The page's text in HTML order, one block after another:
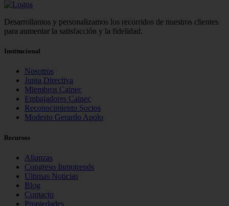
Desarrollamos y personalizamos los recorridos de nuestros clientes
para aumentar la satisfacción y la fidelidad.
Institucional
Nosotros
Junta Directiva
Miembros Cainec
Embajadores Cainec
Reconocimiento Socios
Modesto Gerardo Apolo
Recursos
Alianzas
Congreso Inmotrends
Ultimas Noticias
Blog
Contacto
Propiedades